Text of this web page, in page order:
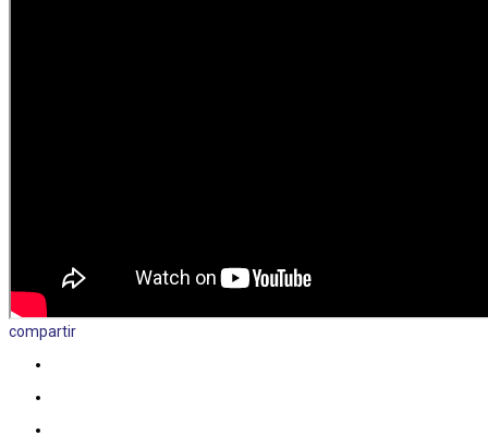
compartir